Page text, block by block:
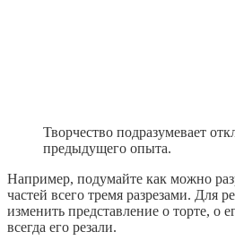
Творчество подразумевает
предыдущего опыта.
Например, подумайте как можно
частей всего тремя разрезами. Для
изменить представление о торте, о
всегда его резали.